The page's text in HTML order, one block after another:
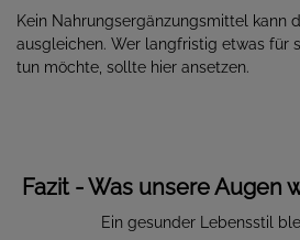
Kein Nahrungsergänzungsmittel kann
ausgleichen. Wer langfristig etwas für
tun möchte, sollte hier ansetzen.
Fazit - Was unsere Augen
Ein gesunder Lebensstil